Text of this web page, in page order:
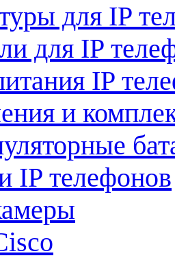
для IP
для IP
IP
и
IP телефонов